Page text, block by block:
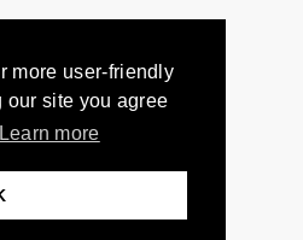
more user-friendly
our site you agree
Learn more